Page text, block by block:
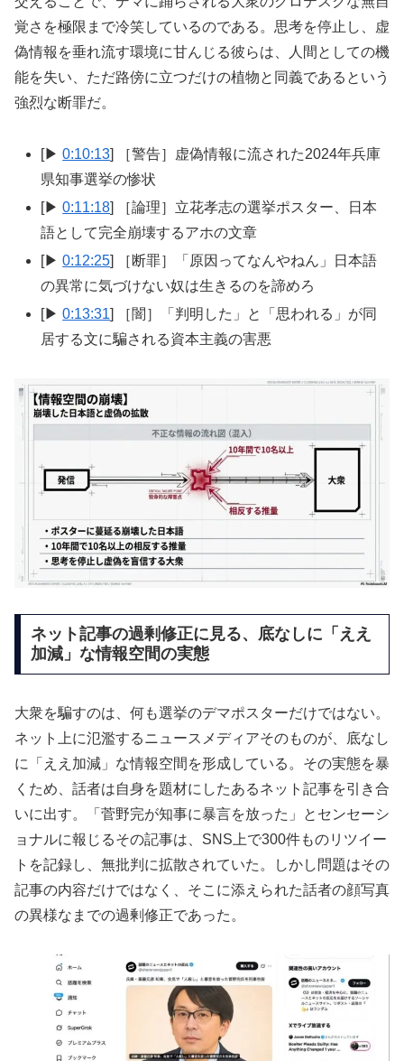
覚さを極限まで冷笑しているのである。思考を停止し、虚
偽情報を垂れ流す環境に甘んじる彼らは、人間としての機
能を失い、ただ路傍に立つだけの植物と同義であるという
強烈な断罪だ。
[▶0:10:13] ［警告］虚偽情報に流された2024年兵庫
県知事選挙の惨状
[▶0:11:18] ［論理］立花孝志の選挙ポスター、日本
語として完全崩壊するアホの文章
[▶0:12:25] ［断罪］「原因ってなんやねん」日本語
の異常に気づけない奴は生きるのを諦めろ
[▶0:13:31] ［闇］「判明した」と「思われる」が同
居する文に騙される資本主義の害悪
ネット記事の過剰修正に見る、底なしに「ええ
加減」な情報空間の実態
大衆を騙すのは、何も選挙のデマポスターだけではない。
ネット上に氾濫するニュースメディアそのものが、底なし
に「ええ加減」な情報空間を形成している。その実態を暴
くため、話者は自身を題材にしたあるネット記事を引き合
いに出す。「菅野完が知事に暴言を放った」とセンセーシ
ョナルに報じるその記事は、SNS上で300件ものリツイー
トを記録し、無批判に拡散されていた。しかし問題はその
記事の内容だけではなく、そこに添えられた話者の顔写真
の異様なまでの過剰修正であった。